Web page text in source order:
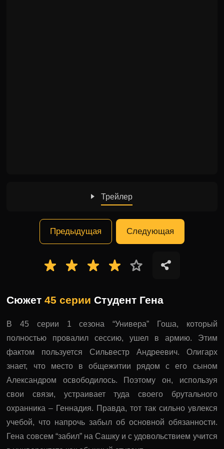
Трейлер
Предыдущая Следующая
Сюжет45 серии Студент Гена
В 45 серии 1 сезона “Универа” Гоша, который
полностью провалил сессию, ушел в армию. Этим
фактом пользуется Сильвестр Андреевич. Олигарх
знает, что место в общежитии рядом с его сыном
Александром освободилось. Поэтому он, используя
свои связи, устраивает туда своего брутального
охранника – Геннадия. Правда, тот так сильно увлекся
учебой, что напрочь забыл об основной обязанности.
Гена совсем “забил” на Сашку и с удовольствием учится